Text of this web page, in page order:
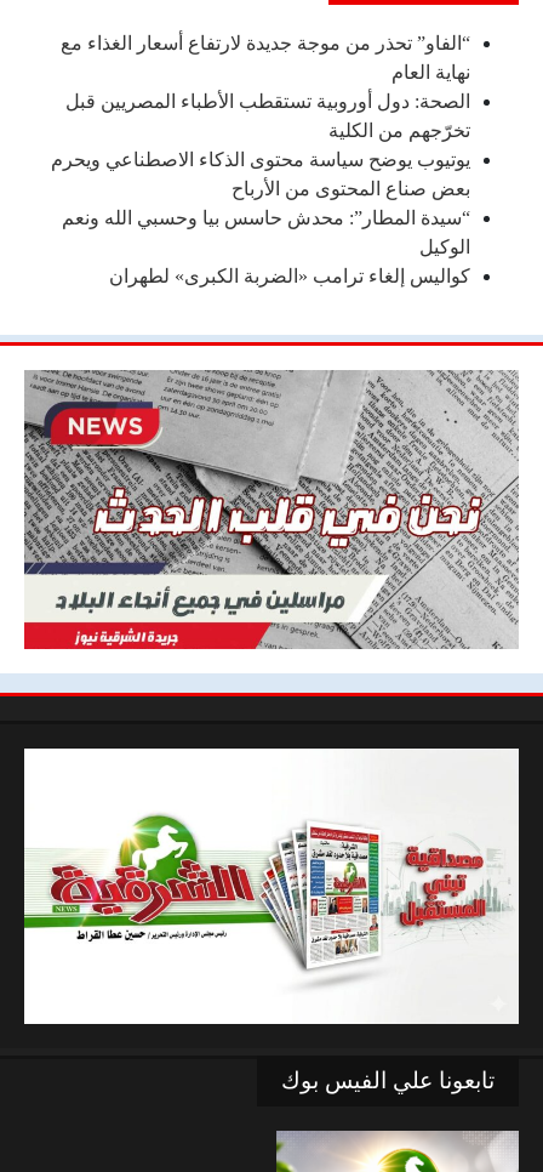
“الفاو” تحذر من موجة جديدة لارتفاع أسعار الغذاء مع
نهاية العام
الصحة: دول أوروبية تستقطب الأطباء المصريين قبل
تخرّجهم من الكلية
يوتيوب يوضح سياسة محتوى الذكاء الاصطناعي ويحرم
بعض صناع المحتوى من الأرباح
“سيدة المطار”: محدش حاسس بيا وحسبي الله ونعم
الوكيل
كواليس إلغاء ترامب «الضربة الكبرى» لطهران
تابعونا علي الفيس بوك